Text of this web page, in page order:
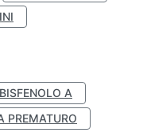
BISFENOLO A
PREMATURO